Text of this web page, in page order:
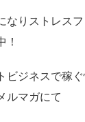
なりストレス
！
ビジネスで稼
ルマガにて